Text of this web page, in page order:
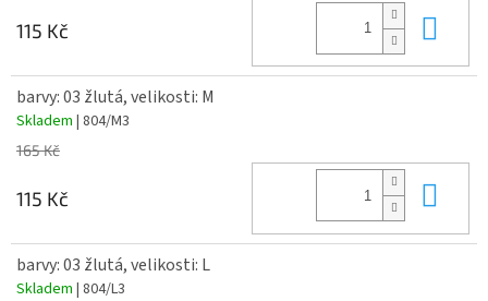
115 Kč
barvy: 03 žlutá, velikosti: M
Skladem | 804/M3
165 Kč
115 Kč
barvy: 03 žlutá, velikosti: L
Skladem | 804/L3